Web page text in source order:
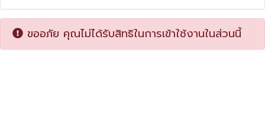
ขออภัย คุณไม่ได้รับสิทธิในการเข้าใช้งานในส่วนนี้